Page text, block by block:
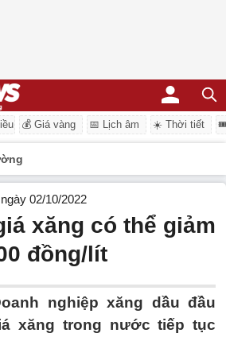
💰 Giá vàng 📅 Lịch âm ☀️ Thời tiết
02/10/2022
xăng có thể giảm
đồng/lít
nghiệp xăng dầu đầu
xăng trong nước tiếp tục